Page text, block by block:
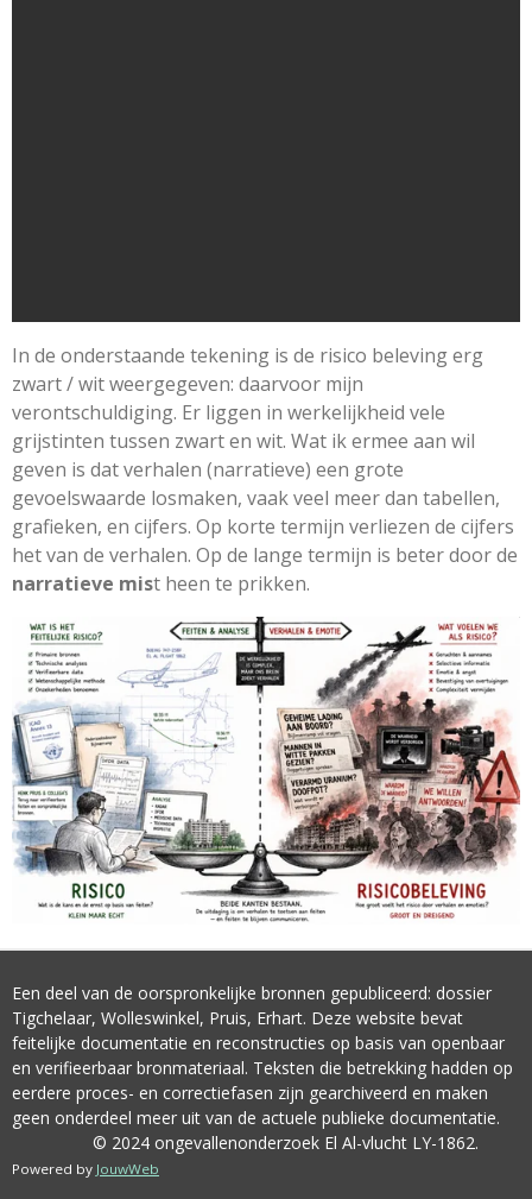
In de onderstaande tekening is de risico beleving erg
zwart / wit weergegeven: daarvoor mijn
verontschuldiging. Er liggen in werkelijkheid vele
grijstinten tussen zwart en wit. Wat ik ermee aan wil
geven is dat verhalen (narratieve) een grote
gevoelswaarde losmaken, vaak veel meer dan tabellen,
grafieken, en cijfers. Op korte termijn verliezen de cijfers
het van de verhalen. Op de lange termijn is beter door de
narratieve mist heen te prikken.
Een deel van de oorspronkelijke bronnen gepubliceerd: dossier
Tigchelaar, Wolleswinkel, Pruis, Erhart. Deze website bevat
feitelijke documentatie en reconstructies op basis van openbaar
en verifieerbaar bronmateriaal. Teksten die betrekking hadden op
eerdere proces- en correctiefasen zijn gearchiveerd en maken
geen onderdeel meer uit van de actuele publieke documentatie.
© 2024 ongevallenonderzoek El Al-vlucht LY-1862.
Powered by JouwWeb